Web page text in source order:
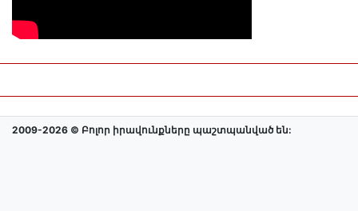
2009-2026 © Բոլոր իրավունքները պաշտպանված են: